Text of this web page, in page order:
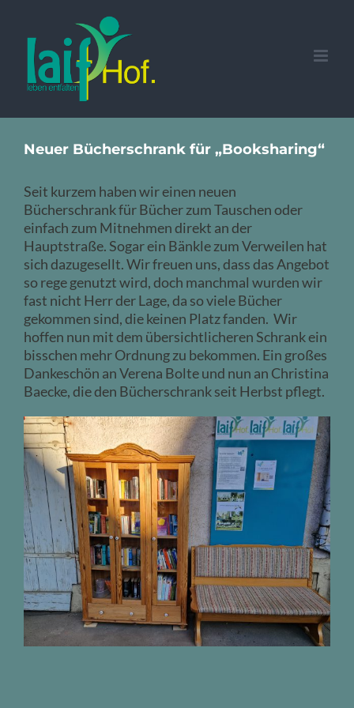
springen
Neuer Bücherschrank für „Booksharing“
Seit kurzem haben wir einen neuen
Bücherschrank für Bücher zum Tauschen oder
einfach zum Mitnehmen direkt an der
Hauptstraße. Sogar ein Bänkle zum Verweilen hat
sich dazugesellt. Wir freuen uns, dass das Angebot
so rege genutzt wird, doch manchmal wurden wir
fast nicht Herr der Lage, da so viele Bücher
gekommen sind, die keinen Platz fanden. Wir
hoffen nun mit dem übersichtlicheren Schrank ein
bisschen mehr Ordnung zu bekommen. Ein großes
Dankeschön an Verena Bolte und nun an Christina
Baecke, die den Bücherschrank seit Herbst pflegt.